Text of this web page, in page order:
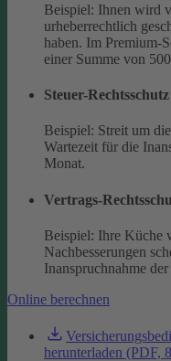
Beispiel: Ihnen wird
urheberrechtlich
haben. Im Premium-
einer Summe von
Steuer-Rechtsschutz
Beispiel: Streit um
Wartezeit für die
Monat.
Vertrags-
Beispiel: Ihre Küche
Nachbesserungen
Inanspruchnahme
Online berechnen
herunterladen (PDF,